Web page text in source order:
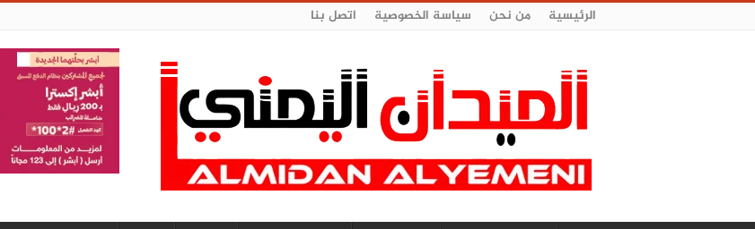
الرئيسية من نحن سياسة الخصوصية اتصل بنا